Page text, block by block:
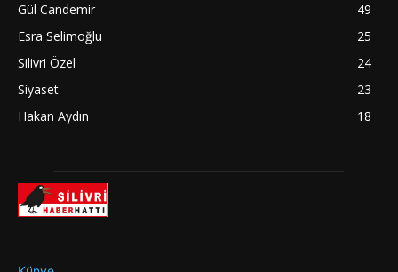
Gül Candemir
49
Esra Selimoğlu
25
Silivri Özel
24
Siyaset
23
Hakan Aydın
18